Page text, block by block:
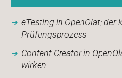
eTesting in OpenOlat: der
Prüfungsprozess
Content Creator in
wirken